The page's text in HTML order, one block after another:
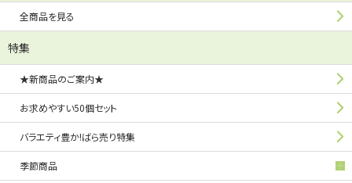
全商品を見る
特集
★新商品のご案内★
お求めやすい50個セット
バラエティ豊か!ばら売り特集
季節商品